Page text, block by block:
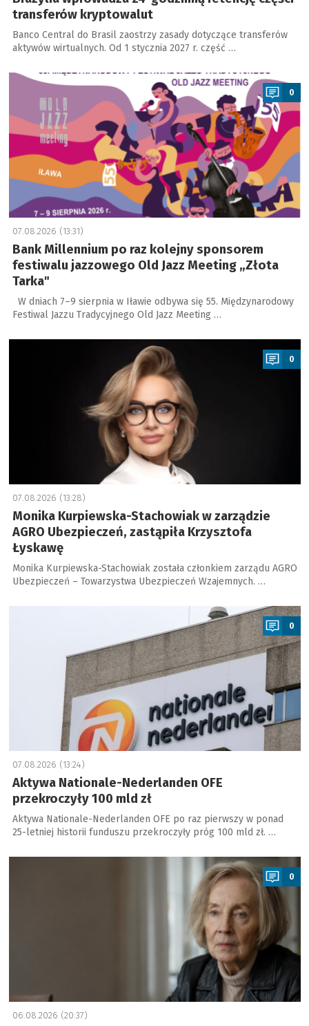
transferów kryptowalut
Banco Central do Brasil zaostrzy zasady dotyczące transferów
aktywów wirtualnych. Od 1 stycznia 2027 r. część …
a
0
07.08.2026 (13:31)
Bank Millennium po raz kolejny sponsorem
festiwalu jazzowego Old Jazz Meeting „Złota
Tarka"
W dniach 7–9 sierpnia w Iławie odbywa się 55. Międzynarodowy
Festiwal Jazzu Tradycyjnego Old Jazz Meeting …
a
0
07.08.2026 (13:28)
Monika Kurpiewska-Stachowiak w zarządzie
AGRO Ubezpieczeń, zastąpiła Krzysztofa
Łyskawę
Monika Kurpiewska-Stachowiak została członkiem zarządu AGRO
Ubezpieczeń – Towarzystwa Ubezpieczeń Wzajemnych. …
0
07.08.2026 (13:24)
Aktywa Nationale-Nederlanden OFE
przekroczyły 100 mld zł
Aktywa Nationale-Nederlanden OFE po raz pierwszy w ponad
25-letniej historii funduszu przekroczyły próg 100 mld zł. …
a
0
06.08.2026 (20:37)